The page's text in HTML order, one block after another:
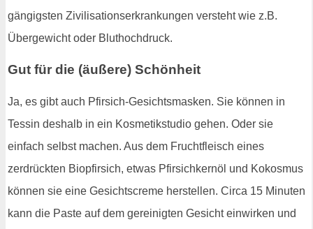
gängigsten Zivilisationserkrankungen versteht wie z.B.
Übergewicht oder Bluthochdruck.
Gut für die (äußere) Schönheit
Ja, es gibt auch Pfirsich-Gesichtsmasken. Sie können in
Tessin deshalb in ein Kosmetikstudio gehen. Oder sie
einfach selbst machen. Aus dem Fruchtfleisch eines
zerdrückten Biopfirsich, etwas Pfirsichkernöl und Kokosmus
können sie eine Gesichtscreme herstellen. Circa 15 Minuten
kann die Paste auf dem gereinigten Gesicht einwirken und